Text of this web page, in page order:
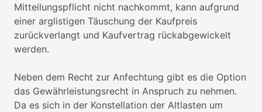
Mitteilungspflicht nicht nachkommt, kann aufgrund
einer arglistigen Täuschung der Kaufpreis
zurückverlangt und Kaufvertrag rückabgewickelt
werden.
Neben dem Recht zur Anfechtung gibt es die Option
das Gewährleistungsrecht in Anspruch zu nehmen.
Da es sich in der Konstellation der Altlasten um